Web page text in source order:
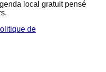
local gratuit pensé
de